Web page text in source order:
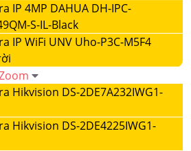
IP 4MP DAHUA DH-IPC-
S-IL-Black
IP WiFi UNV Uho-P3C-M5F4
Hikvision DS-2DE7A232IWG1-
Hikvision DS-2DE4225IWG1-